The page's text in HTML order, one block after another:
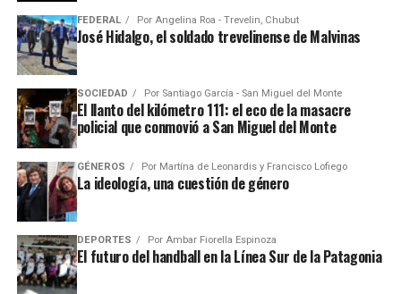
FEDERAL Por Angelina Roa - Trevelin, Chubut
José Hidalgo, el soldado trevelinense de Malvinas
SOCIEDAD Por Santiago García - San Miguel del Monte
El llanto del kilómetro 111: el eco de la masacre
policial que conmovió a San Miguel del Monte
GÉNEROS Por Martína de Leonardis y Francisco Lofiego
La ideología, una cuestión de género
DEPORTES Por Ambar Fiorella Espinoza
El futuro del handball en la Línea Sur de la Patagonia